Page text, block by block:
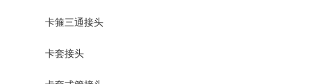
卡箍三通接头
卡套接头